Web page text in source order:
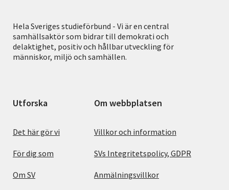
Hela Sveriges studieförbund - Vi är en central
samhällsaktör som bidrar till demokrati och
delaktighet, positiv och hållbar utveckling för
människor, miljö och samhällen.
Utforska
Det här gör vi
För dig som
Om SV
Om webbplatsen
Villkor och information
SVs Integritetspolicy, GDPR
Anmälningsvillkor